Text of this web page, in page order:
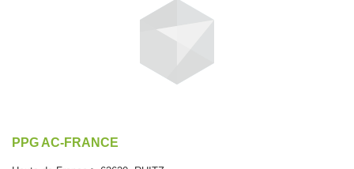
PPG AC-FRANCE